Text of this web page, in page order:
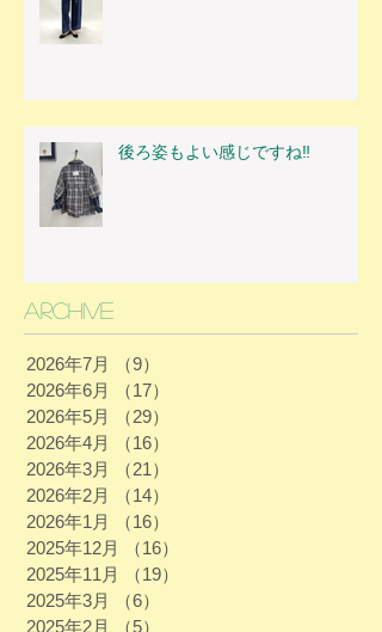
後ろ姿もよい感じですね‼
Archive
2026年7月 （9）
2026年6月
（17）
2026年5月
（29）
2026年4月
（16）
2026年3月
（21）
2026年2月
（14）
2026年1月
（16）
2025年12月
（16）
2025年11月
（19）
2025年3月
（6）
2025年2月
（5）